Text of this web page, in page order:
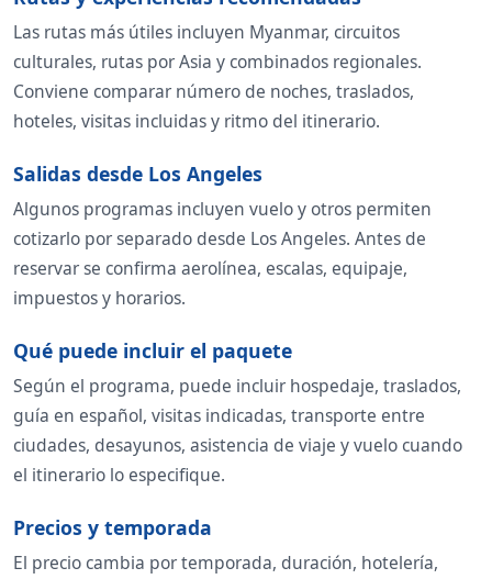
Las rutas más útiles incluyen Myanmar, circuitos
culturales, rutas por Asia y combinados regionales.
Conviene comparar número de noches, traslados,
hoteles, visitas incluidas y ritmo del itinerario.
Salidas desde Los Angeles
Algunos programas incluyen vuelo y otros permiten
cotizarlo por separado desde Los Angeles. Antes de
reservar se confirma aerolínea, escalas, equipaje,
impuestos y horarios.
Qué puede incluir el paquete
Según el programa, puede incluir hospedaje, traslados,
guía en español, visitas indicadas, transporte entre
ciudades, desayunos, asistencia de viaje y vuelo cuando
el itinerario lo especifique.
Precios y temporada
El precio cambia por temporada, duración, hotelería,